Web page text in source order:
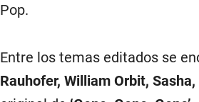
Pop.
Entre los temas editados se
Rauhofer, William Orbit,